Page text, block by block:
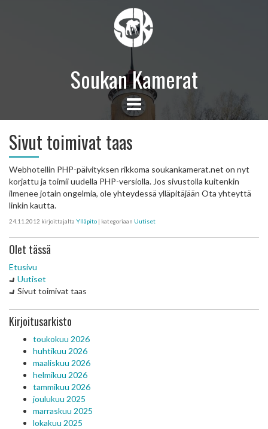
Soukan Kamerat
Sivut toimivat taas
Webhotellin PHP-päivityksen rikkoma soukankamerat.net on nyt
korjattu ja toimii uudella PHP-versiolla. Jos sivustolla kuitenkin
ilmenee jotain ongelmia, ole yhteydessä ylläpitäjään Ota yhteyttä
linkin kautta.
24.11.2012 kirjoittajalta Ylläpito | kategoriaan Uutiset
Olet tässä
Etusivu
Uutiset
Sivut toimivat taas
Kirjoitusarkisto
toukokuu 2026
huhtikuu 2026
maaliskuu 2026
helmikuu 2026
tammikuu 2026
joulukuu 2025
marraskuu 2025
lokakuu 2025